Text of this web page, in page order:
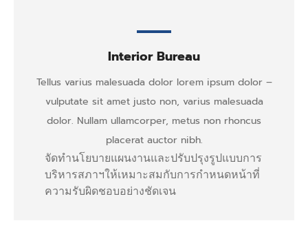
Interior Bureau
Tellus varius malesuada dolor lorem ipsum dolor –
vulputate sit amet justo non, varius malesuada
dolor. Nullam ullamcorper, metus non rhoncus
placerat auctor nibh.
จัดทำนโยบายแผนงานและปรับปรุงรูปแบบการ
บริหารสภาฯให้เหมาะสมกับการกำหนดหน้าที่
ความรับผิดชอบอย่างชัดเจน